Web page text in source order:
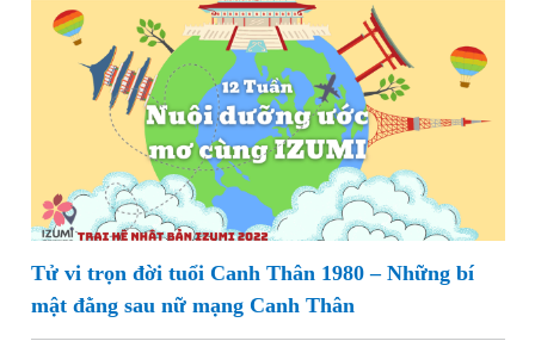
Tử vi trọn đời tuổi Canh Thân 1980 – Những bí
mật đằng sau nữ mạng Canh Thân